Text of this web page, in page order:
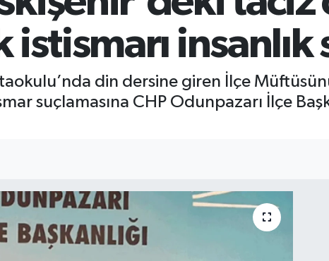
insanlık
din dersine giren İlçe
suçlamasına CHP Odunpazarı İlçe